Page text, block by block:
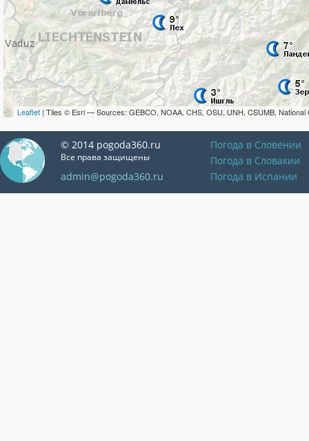
Leaflet | Tiles © Esri — Sources: GEBCO, NOAA, CHS, OSU, UNH, CSUMB, National
© 2014 pogoda360.ru
Все права защищены
admin@pogoda360.ru
Погода в Словении
Погода в Словакии
Погода в Испании